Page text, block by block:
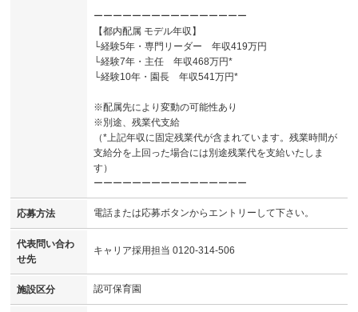
ーーーーーーーーーーーーーーーー
【都内配属 モデル年収】
└経験5年・専門リーダー 年収419万円
└経験7年・主任 年収468万円*
└経験10年・園長 年収541万円*
※配属先により変動の可能性あり
※別途、残業代支給
（*上記年収に固定残業代が含まれています。残業時間が
支給分を上回った場合には別途残業代を支給いたしま
す）
ーーーーーーーーーーーーーーーー
応募方法 電話または応募ボタンからエントリーして下さい。
代表問い合わ
せ先
キャリア採用担当 0120-314-506
施設区分 認可保育園